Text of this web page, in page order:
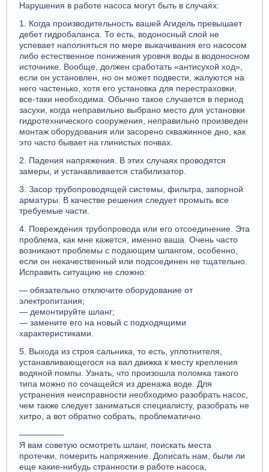
Нарушения в работе насоса могут быть в случаях:
1. Когда производительность вашей Агидель превышает
дебет гидробаланса. То есть, водоносный слой не
успевает наполняться по мере выкачивания его насосом
либо естественное понижения уровня воды в водоносном
источнике. Вообще, должен сработать «антисухой ход»,
если он установлен, но он может подвести, жалуются на
него частенько, хотя его установка для перестраховки,
все-таки необходима. Обычно такое случается в период
засухи, когда неправильно выбрано место для установки
гидротехнического сооружения, неправильно произведен
монтаж оборудования или засорено скважинное дно, как
это часто бывает на глинистых почвах.
2. Падения напряжения. В этих случаях проводятся
замеры, и устанавливается стабилизатор.
3. Засор трубопроводящей системы, фильтра, запорной
арматуры. В качестве решения следует промыть все
требуемые части.
4. Повреждения трубопровода или его отсоединение. Эта
проблема, как мне кажется, именно ваша. Очень часто
возникают проблемы с подающим шлангом, особенно,
если он некачественный или подсоединен не тщательно.
Исправить ситуацию не сложно:
— обязательно отключите оборудование от
электропитания;
— демонтируйте шланг;
— замените его на новый с подходящими
характеристиками.
5. Выхода из строя сальника, то есть, уплотнителя,
устанавливающегося на вал движка к месту крепления
водяной помпы. Узнать, что произошла поломка такого
типа можно по сочащейся из дренажа воде. Для
устранения неисправности необходимо разобрать насос,
чем также следует заниматься специалисту, разобрать не
хитро, а вот обратно собрать, проблематично.
—————-
Я вам советую осмотреть шланг, поискать места
протечки, померить напряжение. Дописать нам, были ли
еще какие-нибудь странности в работе насоса,